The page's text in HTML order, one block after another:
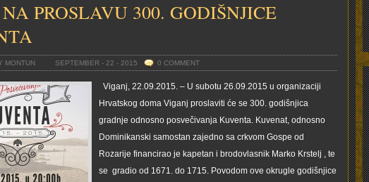
PROSLAVU 300. GODIŠNJICE
MONTUN SEPTEMBER - 22 - 2015 0 COMMENT
Viganj, 22.09.2015. – U subotu 26.09.2015 u organizaciji
Hrvatskog doma Viganj proslaviti će se 300. godišnjica
gradnje odnosno posvečivanja Kuventa. Kuvenat, odnosno
Dominikanski samostan zajedno sa crkvom Gospe od
Rozarije financirao je kapetan i brodovlasnik Marko Krstelj , te
se gradio od 1671. do 1715. Povodom ove okrugle godišnjice